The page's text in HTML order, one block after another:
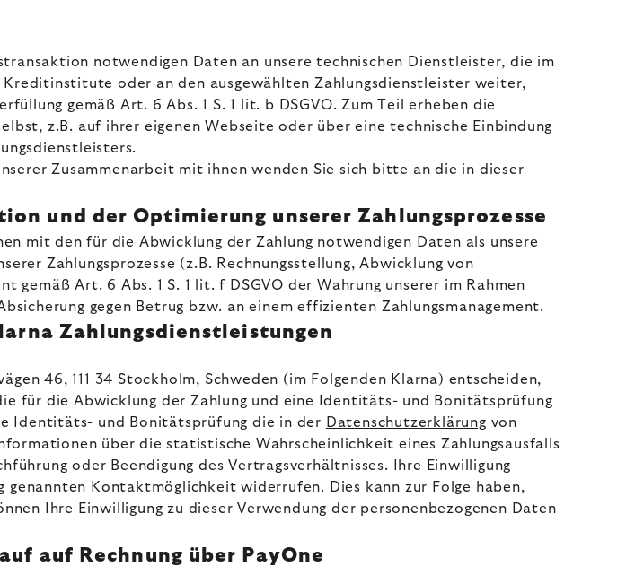
notwendigen Daten an unsere technischen Dienstleister, die im
oder an den ausgewählten Zahlungsdienstleister weiter,
gemäß Art. 6 Abs. 1 S. 1 lit. b DSGVO. Zum Teil erheben die
z.B. auf ihrer eigenen Webseite oder über eine technische Einbindung
Zusammenarbeit mit ihnen wenden Sie sich bitte an die in dieser
und der Optimierung unserer Zahlungsprozesse
mit den für die Abwicklung der Zahlung notwendigen Daten als unsere
Zahlungsprozesse (z.B. Rechnungsstellung, Abwicklung von
Art. 6 Abs. 1 S. 1 lit. f DSGVO der Wahrung unserer im Rahmen
gegen Betrug bzw. an einem effizienten Zahlungsmanagement.
Zahlungsdienstleistungen
46, 111 34 Stockholm, Schweden (im Folgenden Klarna) entscheiden,
für die Abwicklung der Zahlung und eine Identitäts- und Bonitätsprüfung
Identitäts- und Bonitätsprüfung die in der Datenschutzerklärung von
über die statistische Wahrscheinlichkeit eines Zahlungsausfalls
oder Beendigung des Vertragsverhältnisses. Ihre Einwilligung
Kontaktmöglichkeit widerrufen. Dies kann zur Folge haben,
Ihre Einwilligung zu dieser Verwendung der personenbezogenen Daten
auf Rechnung über PayOne